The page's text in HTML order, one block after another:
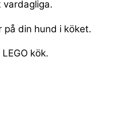
vardagliga.
på din hund i köket.
kök.